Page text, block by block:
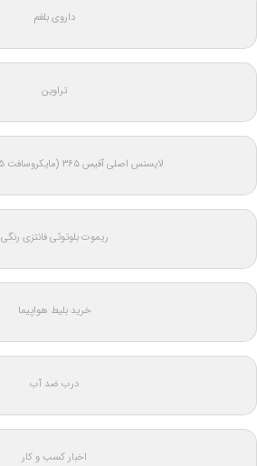
داروی بلغم
تراوین
لایسنس اصلی آفیس ۳۶۵ (مایکروسافت ۳۶۵) اورجینال
ریموت بلوتوثی فانتزی رنگی
خرید بلیط هواپیما
درب ضد آب
اخبار کسب و کار